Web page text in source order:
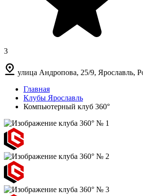
3
улица Андропова, 25/9, Ярославль,
Главная
Клубы Ярославль
Компьютерный клуб 360°